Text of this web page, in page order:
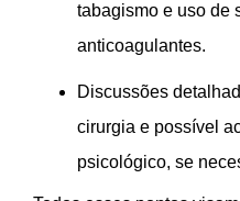
tabagismo e uso de
anticoagulantes.
Discussões
cirurgia e possível
psicológico, se